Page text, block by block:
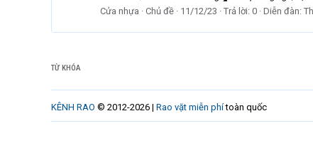
Cửa nhựa
Chủ đề 11/12/23 Trả lời: 0 Diễn đàn:
TỪ KHÓA
KÊNH RAO © 2012-2026 | Rao vặt miễn phítoàn quốc